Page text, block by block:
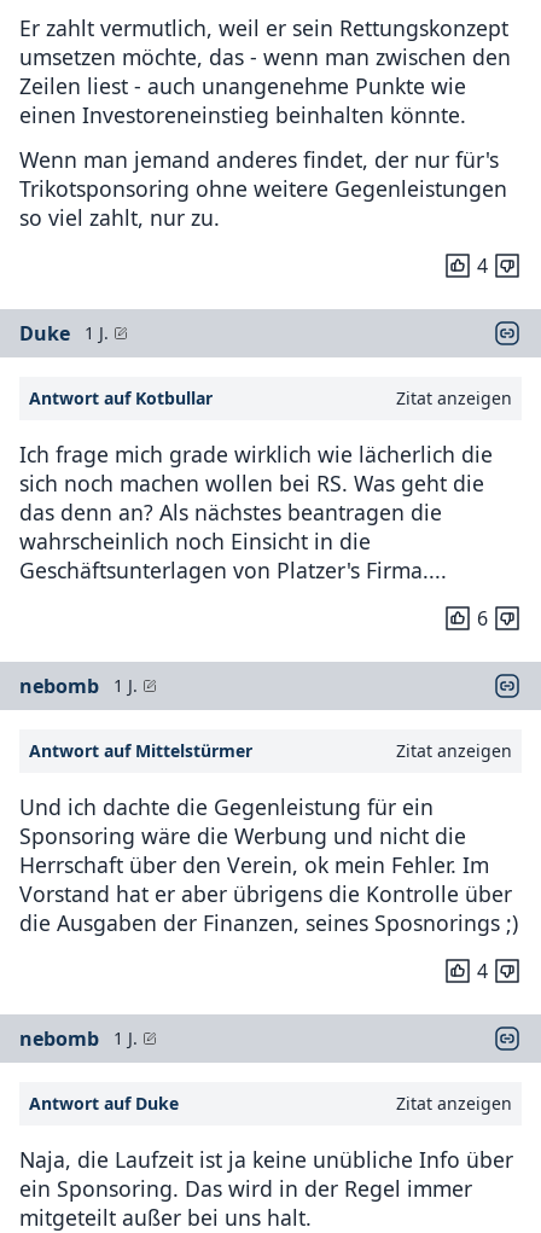
Er zahlt vermutlich, weil er sein Rettungskonzept
umsetzen möchte, das - wenn man zwischen den
Zeilen liest - auch unangenehme Punkte wie
einen Investoreneinstieg beinhalten könnte.
Wenn man jemand anderes findet, der nur für's
Trikotsponsoring ohne weitere Gegenleistungen
so viel zahlt, nur zu.
4
Duke 1 J.
Antwort auf Kotbullar Zitat anzeigen
Ich frage mich grade wirklich wie lächerlich die
sich noch machen wollen bei RS. Was geht die
das denn an? Als nächstes beantragen die
wahrscheinlich noch Einsicht in die
Geschäftsunterlagen von Platzer's Firma....
6
nebomb 1 J.
Antwort auf Mittelstürmer Zitat anzeigen
Und ich dachte die Gegenleistung für ein
Sponsoring wäre die Werbung und nicht die
Herrschaft über den Verein, ok mein Fehler. Im
Vorstand hat er aber übrigens die Kontrolle über
die Ausgaben der Finanzen, seines Sposnorings ;)
4
nebomb 1 J.
Antwort auf Duke Zitat anzeigen
Naja, die Laufzeit ist ja keine unübliche Info über
ein Sponsoring. Das wird in der Regel immer
mitgeteilt außer bei uns halt.